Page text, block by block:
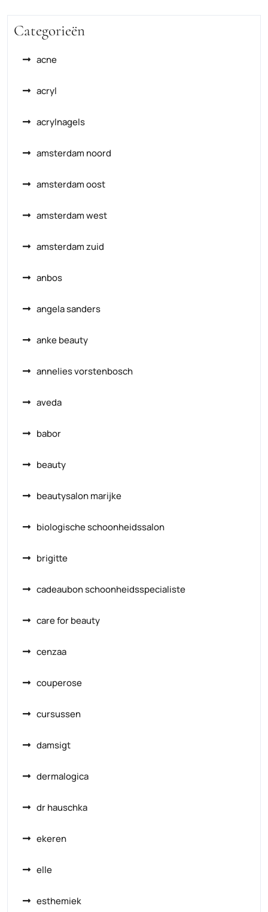
Categorieën
acne
acryl
acrylnagels
amsterdam noord
amsterdam oost
amsterdam west
amsterdam zuid
anbos
angela sanders
anke beauty
annelies vorstenbosch
aveda
babor
beauty
beautysalon marijke
biologische schoonheidssalon
brigitte
cadeaubon schoonheidsspecialiste
care for beauty
cenzaa
couperose
cursussen
damsigt
dermalogica
dr hauschka
ekeren
elle
esthemiek